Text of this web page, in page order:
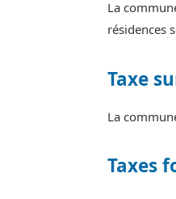
La
résidences
Taxe
La
Taxes